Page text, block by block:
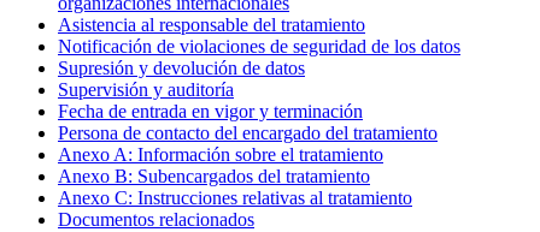
Asistencia al responsable del tratamiento
Notificación de violaciones de seguridad de los datos
Supresión y devolución de datos
Supervisión y auditoría
Fecha de entrada en vigor y terminación
Persona de contacto del encargado del tratamiento
Anexo A: Información sobre el tratamiento
Anexo B: Subencargados del tratamiento
Anexo C: Instrucciones relativas al tratamiento
Documentos relacionados